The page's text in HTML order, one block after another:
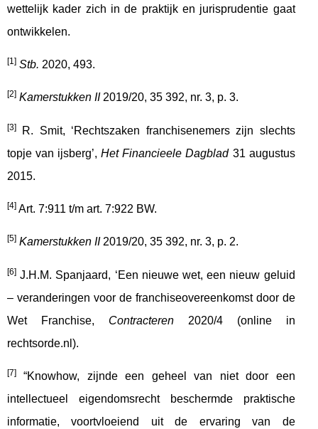
wettelijk kader zich in de praktijk en jurisprudentie gaat
ontwikkelen.
[1] Stb. 2020, 493.
[2] Kamerstukken II 2019/20, 35 392, nr. 3, p. 3.
[3]
R. Smit, ‘Rechtszaken franchisenemers zijn slechts
topje van ijsberg’,Het Financieele Dagblad 31 augustus
2015.
[4] Art. 7:911 t/m art. 7:922 BW.
[5] Kamerstukken II 2019/20, 35 392, nr. 3, p. 2.
[6] J.H.M. Spanjaard, ‘Een nieuwe wet, een nieuw geluid
– veranderingen voor de franchiseovereenkomst door de
Wet Franchise, Contracteren 2020/4 (online in
rechtsorde.nl).
[7]
“Knowhow, zijnde een geheel van niet door een
intellectueel eigendomsrecht beschermde praktische
informatie, voortvloeiend uit de ervaring van de